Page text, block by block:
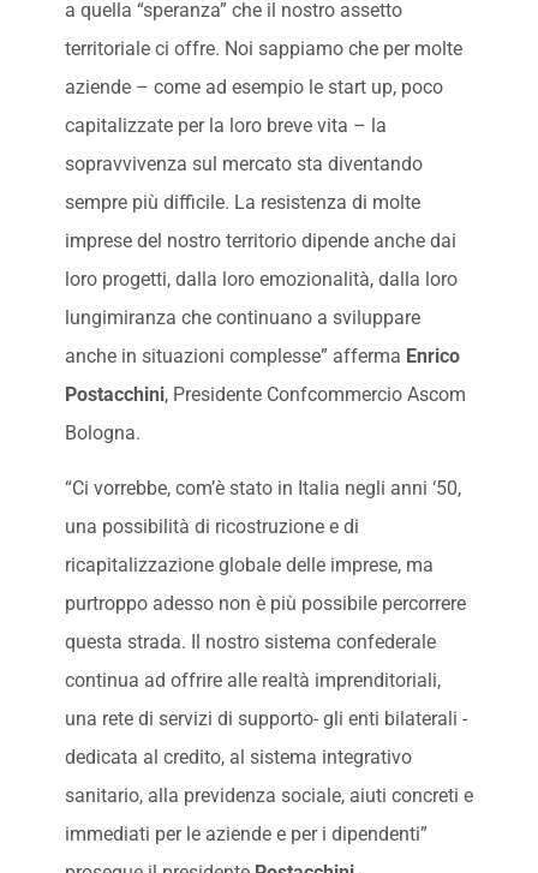
a quella “speranza” che il nostro assetto
territoriale ci offre. Noi sappiamo che per molte
aziende – come ad esempio le start up, poco
capitalizzate per la loro breve vita – la
sopravvivenza sul mercato sta diventando
sempre più difficile. La resistenza di molte
imprese del nostro territorio dipende anche dai
loro progetti, dalla loro emozionalità, dalla loro
lungimiranza che continuano a sviluppare
anche in situazioni complesse” afferma Enrico
Postacchini, Presidente Confcommercio Ascom
Bologna.
“Ci vorrebbe, com’è stato in Italia negli anni ‘50,
una possibilità di ricostruzione e di
ricapitalizzazione globale delle imprese, ma
purtroppo adesso non è più possibile percorrere
questa strada. Il nostro sistema confederale
continua ad offrire alle realtà imprenditoriali,
una rete di servizi di supporto- gli enti bilaterali -
dedicata al credito, al sistema integrativo
sanitario, alla previdenza sociale, aiuti concreti e
immediati per le aziende e per i dipendenti”